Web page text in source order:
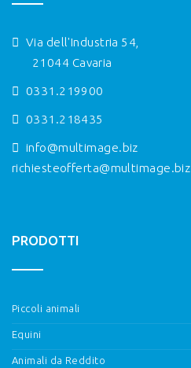
Via dell'Industria 54,
21044 Cavaria
0331.219900
0331.218435
info@multimage.biz
richiesteofferta@multimage.biz
PRODOTTI
Piccoli animali
Equini
Animali da Reddito